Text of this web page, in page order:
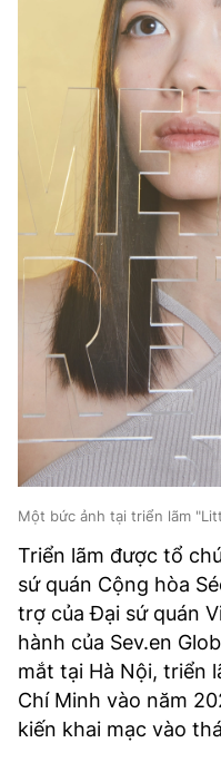
Một bức ảnh tại triển lãm
Triển lãm được tổ
sứ quán Cộng hòa
trợ của Đại sứ quán
hành của Sev.en
mắt tại Hà Nội, triển
Chí Minh vào năm
kiến khai mạc vào